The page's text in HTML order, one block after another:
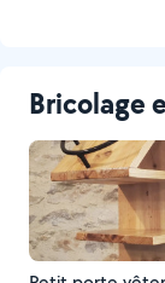
Bricolage